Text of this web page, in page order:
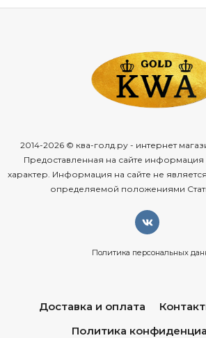
2014-2026 © ква-голд.ру - интернет
Предоставленная на сайте информация
характер. Информация на сайте не
определяемой положениями
Политика персональных
Доставка и оплата
Политика